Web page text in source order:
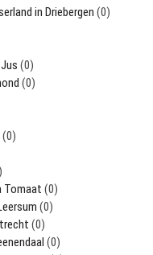
in Driebergen (0)
(0)
(0)
(0)
Tomaat (0)
(0)
(0)
(0)